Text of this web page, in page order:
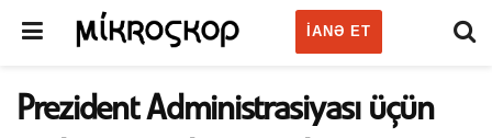
IANƏ ET
Prezident Administrasiyası üçün